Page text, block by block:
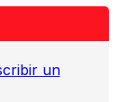
un